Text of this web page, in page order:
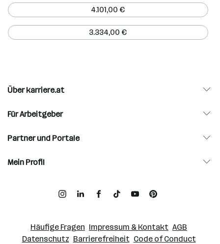
4.101,00 €
3.334,00 €
Über karriere.at
Für Arbeitgeber
Partner und Portale
Mein Profil
Häufige Fragen Impressum & Kontakt AGB
Datenschutz Barrierefreiheit Code of Conduct